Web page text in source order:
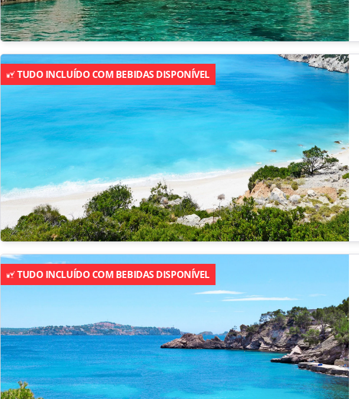
TUDO INCLUÍDO COM BEBIDAS DISPONÍVEL
TUDO INCLUÍDO COM BEBIDAS DISPONÍVEL